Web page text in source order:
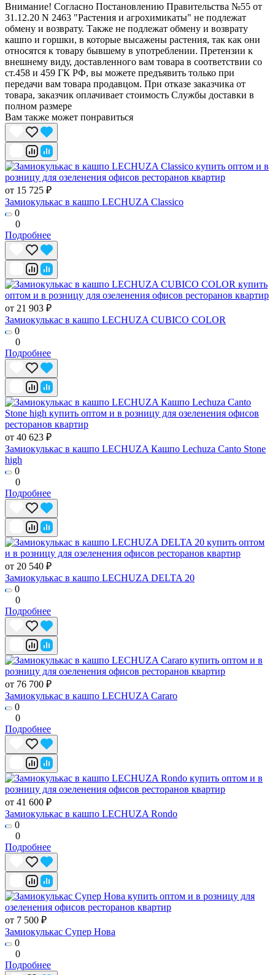
Внимание! Согласно Постановлению Правительства №55 от
31.12.20 N 2463 "Растения и агрохимикаты" не подлежат
обмену и возврату. Также не подлежат обмену и возврату
кашпо и горшки, в которые высажены растения, так как они
относятся к товару бывшему в употреблении. Претензии к
внешнему виду, доставленного вам товара в соответствии со
ст.458 и 459 ГК РФ, вы можете предъявить только при
передачи вам товара продавцом. При отказе заказчика от
товара, заказчик оплачивает стоимость Службы доставки в
полном размере
Вам также может понравиться
от 15 725 ₽
Замиокулькас в кашпо LECHUZA Classico
0
0
Подробнее
от 21 903 ₽
Замиокулькас в кашпо LECHUZA CUBICO COLOR
0
0
Подробнее
от 40 623 ₽
Замиокулькас в кашпо LECHUZA Кашпо Lechuza Canto Stone
high
0
0
Подробнее
от 20 540 ₽
Замиокулькас в кашпо LECHUZA DELTA 20
0
0
Подробнее
от 76 700 ₽
Замиокулькас в кашпо LECHUZA Cararo
0
0
Подробнее
от 41 600 ₽
Замиокулькас в кашпо LECHUZA Rondo
0
0
Подробнее
от 7 500 ₽
Замиокулькас Супер Нова
0
0
Подробнее